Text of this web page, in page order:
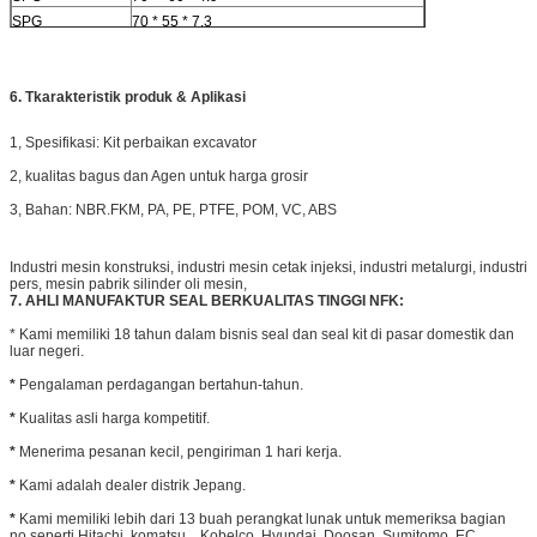
SPG
70 * 55 * 7.3
SPG
70 * 60 * 4.9
SPG
75 * 4.9
SPG
75 * 60 * 7.3
SPG
76.2 * 63.5 * 4.76
SPG
80 * 65 * 4.8
SPG
SPG
80 * 69 * 4.9 (SH)
SPG
80 * 70 * 4.2
SPG
82.55 * 4.88 ()
6. Tkarakteristik produk & Aplikasi
1, Spesifikasi: Kit perbaikan excavator
2, kualitas bagus dan Agen untuk harga grosir
3, Bahan: NBR.FKM, PA, PE, PTFE, POM, VC, ABS
Industri mesin konstruksi, industri mesin cetak injeksi, industri metalurgi, industri
pers, mesin pabrik silinder oli mesin,
7. AHLI MANUFAKTUR SEAL BERKUALITAS TINGGI NFK:
* Kami memiliki 18 tahun dalam bisnis seal dan seal kit di pasar domestik dan
luar negeri.
* Pengalaman perdagangan bertahun-tahun.
* Kualitas asli harga kompetitif.
* Menerima pesanan kecil, pengiriman 1 hari kerja.
* Kami adalah dealer distrik Jepang.
* Kami memiliki lebih dari 13 buah perangkat lunak untuk memeriksa bagian